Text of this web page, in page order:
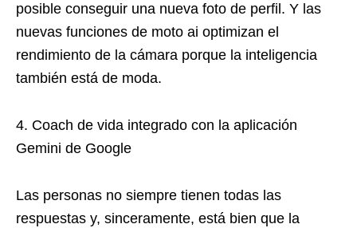
posible conseguir una nueva foto de perfil. Y las
nuevas funciones de moto ai optimizan el
rendimiento de la cámara porque la inteligencia
también está de moda.
4. Coach de vida integrado con la aplicación
Gemini de Google
Las personas no siempre tienen todas las
respuestas y, sinceramente, está bien que la